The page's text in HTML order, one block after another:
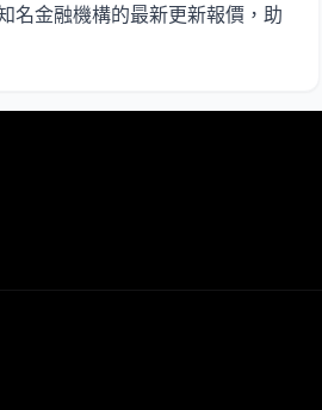
名金融機構的最新更新報價，助